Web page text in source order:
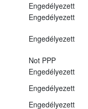
Engedélyezett
Engedélyezett
Engedélyezett
Not PPP
Engedélyezett
Engedélyezett
Engedélyezett